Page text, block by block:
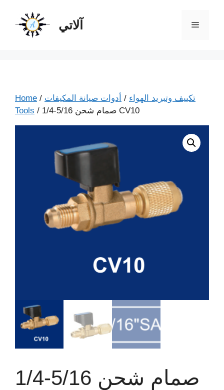
آلاتي
Home / تكييف وتبريد الهواء / أدوات صيانة المكيفات
Tools
/ صمام شحن 5/16-1/4 CV10
صمام شحن 5/16-1/4